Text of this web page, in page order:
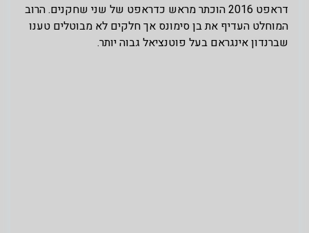
דראפט 2016 הוכתר מראש כדראפט של שני שחקנים. הרוב
המוחלט העדיף את בן סימונס אך חלקים לא מבוטלים טענו
שברנדון אינגראם בעל פוטנציאל גבוה יותר.